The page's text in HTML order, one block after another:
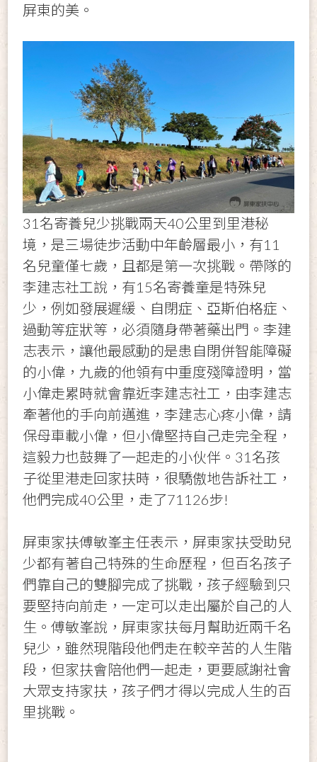
屏東的美。
31名寄養兒少挑戰兩天40公里到里港秘
境，是三場徒步活動中年齡層最小，有11
名兒童僅七歲，且都是第一次挑戰。帶隊的
李建志社工說，有15名寄養童是特殊兒
少，例如發展遲緩、自閉症、亞斯伯格症、
過動等症狀等，必須隨身帶著藥出門。李建
志表示，讓他最感動的是患自閉併智能障礙
的小偉，九歲的他領有中重度殘障證明，當
小偉走累時就會靠近李建志社工，由李建志
牽著他的手向前邁進，李建志心疼小偉，請
保母車載小偉，但小偉堅持自己走完全程，
這毅力也鼓舞了一起走的小伙伴。31名孩
子從里港走回家扶時，很驕傲地告訴社工，
他們完成40公里，走了71126步!
屏東家扶傅敏峯主任表示，屏東家扶受助兒
少都有著自己特殊的生命歷程，但百名孩子
們靠自己的雙腳完成了挑戰，孩子經驗到只
要堅持向前走，一定可以走出屬於自己的人
生。傅敏峯說，屏東家扶每月幫助近兩千名
兒少，雖然現階段他們走在較辛苦的人生階
段，但家扶會陪他們一起走，更要感謝社會
大眾支持家扶，孩子們才得以完成人生的百
里挑戰。